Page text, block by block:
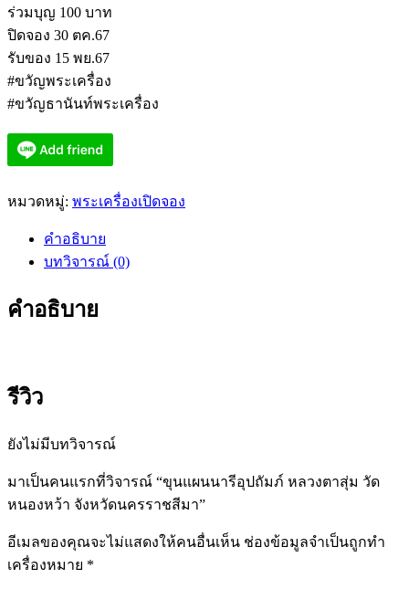
ร่วมบุญ 100 บาท
ปิดจอง 30 ตค.67
รับของ 15 พย.67
#ขวัญพระเครื่อง
#ขวัญธานันท์พระเครื่อง
หมวดหมู่: พระเครื่องเปิดจอง
คำอธิบาย
บทวิจารณ์ (0)
คำอธิบาย
รีวิว
ยังไม่มีบทวิจารณ์
มาเป็นคนแรกที่วิจารณ์ “ขุนแผนนารีอุปถัมภ์ หลวงตาสุ่ม วัด
หนองหว้า จังหวัดนครราชสีมา”
อีเมลของคุณจะไม่แสดงให้คนอื่นเห็น ช่องข้อมูลจำเป็นถูกทำ
เครื่องหมาย *